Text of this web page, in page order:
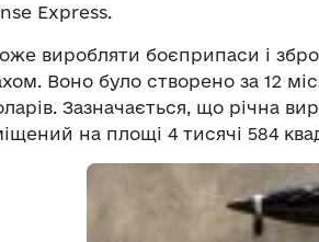
Express.
виробляти боєприпаси і
Воно було створено за 12
Зазначається, що річна
на площі 4 тисячі 584